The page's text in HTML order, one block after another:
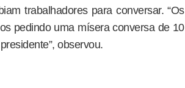
trabalhadores para conversar. “Os
pedindo uma mísera conversa de 10
observou.